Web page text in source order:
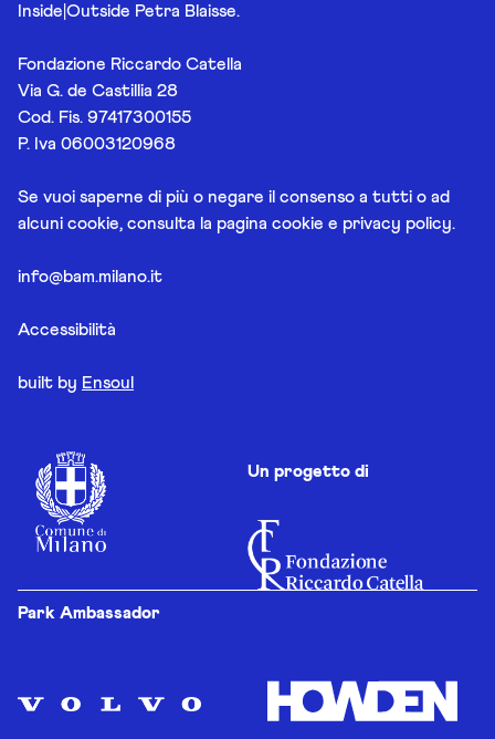
Inside|Outside Petra Blaisse.
Fondazione Riccardo Catella
Via G. de Castillia 28
Cod. Fis. 97417300155
P. Iva 06003120968
Se vuoi saperne di più o negare il consenso a tutti o ad
alcuni cookie, consulta la pagina cookie e privacy policy.
info@bam.milano.it
Accessibilità
built by Ensoul
Un progetto di
Park Ambassador